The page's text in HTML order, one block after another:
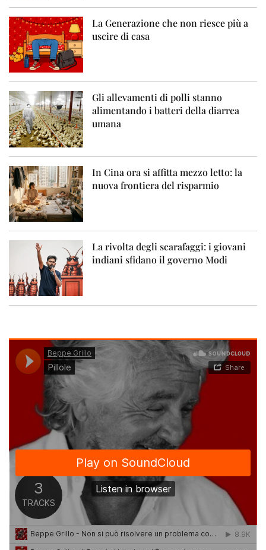
La Generazione che non riesce più a
uscire di casa
Gli allevamenti di polli stanno
alimentando i batteri della diarrea
umana
In Cina ora si affitta mezzo letto: la
nuova frontiera del risparmio
La rivolta degli scarafaggi: i giovani
indiani sfidano il governo Modi